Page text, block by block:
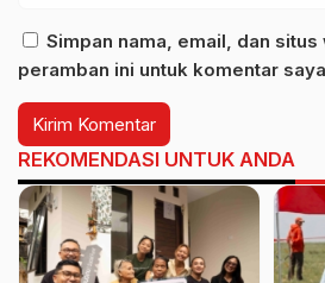
Simpan nama, email, dan
peramban ini untuk komentar
REKOMENDASI UNTUK ANDA